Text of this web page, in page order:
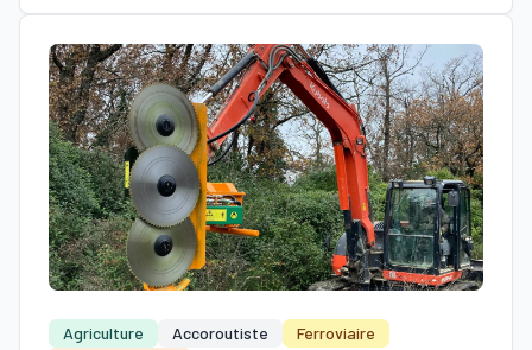
Agriculture Accoroutiste
Ferroviaire